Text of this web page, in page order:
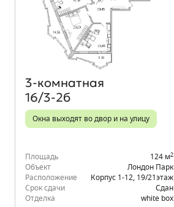
3‑комнатная
16/3-2б
Окна выходят во двор и на улицу
Площадь 124 м2
Объект
Лондон Парк
Расположение
Корпус 1-12 19/21 этаж
Срок сдачи
Сдан
Отделка
white box